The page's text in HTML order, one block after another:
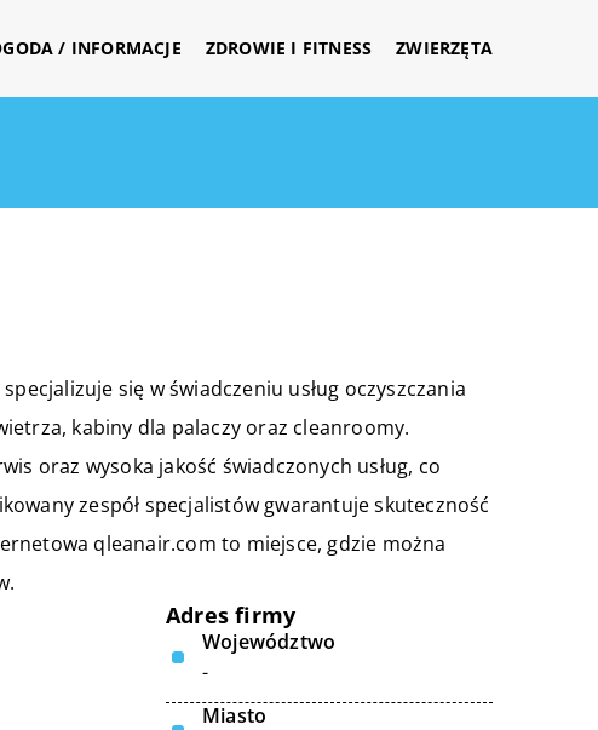
/ INFORMACJE ZDROWIE I FITNESS ZWIERZĘTA
się w świadczeniu usług oczyszczania
kabiny dla palaczy oraz cleanroomy.
oraz wysoka jakość świadczonych usług, co
zespół specjalistów gwarantuje skuteczność
qleanair.com to miejsce, gdzie można
Adres firmy
Województwo
-
Miasto